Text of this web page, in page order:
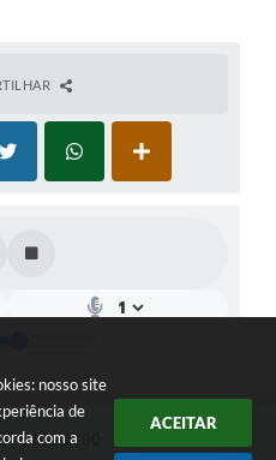
nosso site
de
com a
ACEITAR
3405-9700